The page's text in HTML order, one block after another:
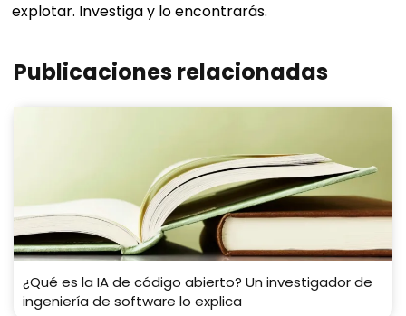
explotar. Investiga y lo encontrarás.
Publicaciones relacionadas
¿Qué es la IA de código abierto? Un investigador de
ingeniería de software lo explica